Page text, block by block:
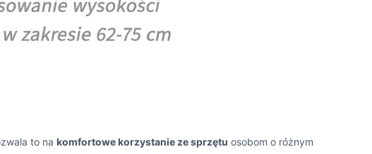
to na komfortowe korzystanie ze sprzętu osobom o różnym